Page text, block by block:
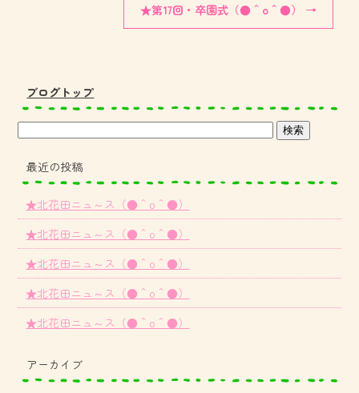
★第17回・卒園式（●＾o＾●） →
ブログトップ
最近の投稿
★北花田ニュ～ス（●＾o＾●）
★北花田ニュ～ス（●＾o＾●）
★北花田ニュ～ス（●＾o＾●）
★北花田ニュ～ス（●＾o＾●）
★北花田ニュ～ス（●＾o＾●）
アーカイブ